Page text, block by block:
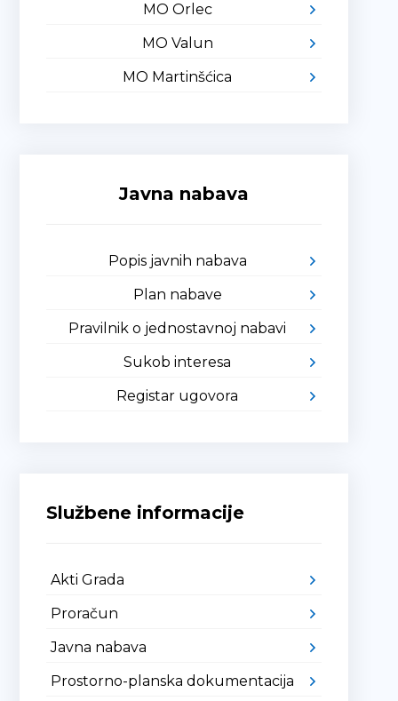
MO Orlec
MO Valun
MO Martinšćica
Javna nabava
Popis javnih nabava
Plan nabave
Pravilnik o jednostavnoj nabavi
Sukob interesa
Registar ugovora
Službene informacije
Akti Grada
Proračun
Javna nabava
Prostorno-planska dokumentacija